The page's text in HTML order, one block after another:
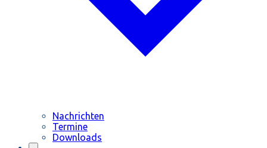
Nachrichten
Termine
Downloads